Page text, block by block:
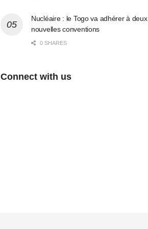
Nucléaire : le Togo va adhérer à deux
nouvelles conventions
0 SHARES
Connect with us